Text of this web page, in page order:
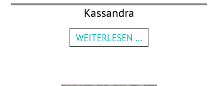
Kassandra
WEITERLESEN …